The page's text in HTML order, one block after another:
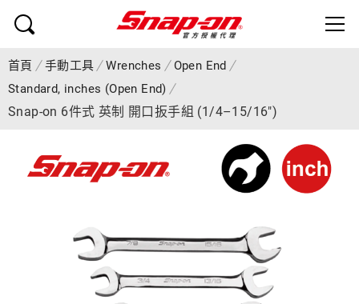
首頁 手動工具 Wrenches
Open End
Standard, inches (Open End)
Snap-on 6件式 英制 開口扳手組 (1/4–15/16")